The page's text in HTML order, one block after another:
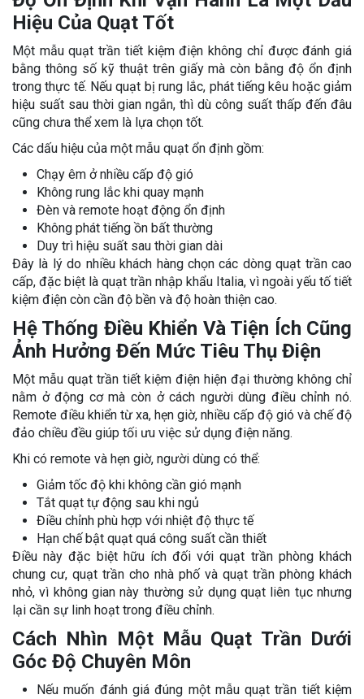
Hiệu Của Quạt Tốt
Một mẫu quạt trần tiết kiệm điện không chỉ được đánh giá
bằng thông số kỹ thuật trên giấy mà còn bằng độ ổn định
trong thực tế. Nếu quạt bị rung lắc, phát tiếng kêu hoặc giảm
hiệu suất sau thời gian ngắn, thì dù công suất thấp đến đâu
cũng chưa thể xem là lựa chọn tốt.
Các dấu hiệu của một mẫu quạt ổn định gồm:
Chạy êm ở nhiều cấp độ gió
Không rung lắc khi quay mạnh
Đèn và remote hoạt động ổn định
Không phát tiếng ồn bất thường
Duy trì hiệu suất sau thời gian dài
Đây là lý do nhiều khách hàng chọn các dòng quạt trần cao
cấp, đặc biệt là quạt trần nhập khẩu Italia, vì ngoài yếu tố tiết
kiệm điện còn cần độ bền và độ hoàn thiện cao.
Hệ Thống Điều Khiển Và Tiện Ích Cũng
Ảnh Hưởng Đến Mức Tiêu Thụ Điện
Một mẫu quạt trần tiết kiệm điện hiện đại thường không chỉ
nằm ở động cơ mà còn ở cách người dùng điều chỉnh nó.
Remote điều khiển từ xa, hẹn giờ, nhiều cấp độ gió và chế độ
đảo chiều đều giúp tối ưu việc sử dụng điện năng.
Khi có remote và hẹn giờ, người dùng có thể:
Giảm tốc độ khi không cần gió mạnh
Tắt quạt tự động sau khi ngủ
Điều chỉnh phù hợp với nhiệt độ thực tế
Hạn chế bật quạt quá công suất cần thiết
Điều này đặc biệt hữu ích đối với quạt trần phòng khách
chung cư, quạt trần cho nhà phố và quạt trần phòng khách
nhỏ, vì không gian này thường sử dụng quạt liên tục nhưng
lại cần sự linh hoạt trong điều chỉnh.
Cách Nhìn Một Mẫu Quạt Trần Dưới
Góc Độ Chuyên Môn
Nếu muốn đánh giá đúng một mẫu quạt trần tiết kiệm